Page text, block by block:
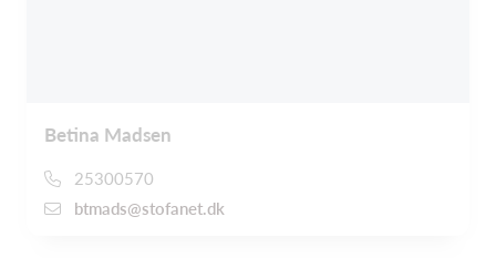
Betina Madsen
25300570
btmads@stofanet.dk